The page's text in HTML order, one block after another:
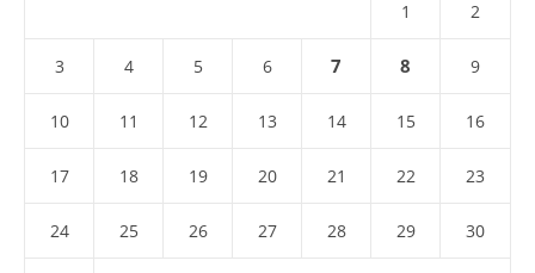
1 2
3 4 5 6 7 8 9
10 11 12 13 14 15 16
17 18 19 20 21 22 23
24 25 26 27 28 29 30